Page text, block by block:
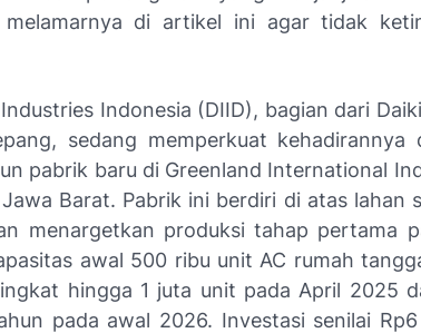
di artikel ini agar tidak
Indonesia (DIID), bagian dari
sedang memperkuat kehadirannya
pabrik baru di Greenland International
Barat. Pabrik ini berdiri di atas lahan
menargetkan produksi tahap pertama
awal 500 ribu unit AC rumah
hingga 1 juta unit pada April 2025
pada awal 2026. Investasi senilai